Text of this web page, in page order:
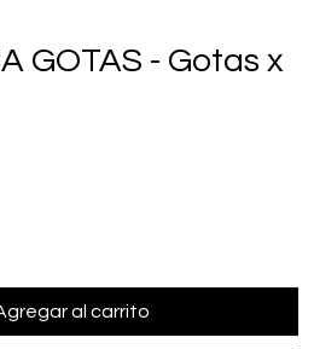
GOTAS - Gotas x
al carrito